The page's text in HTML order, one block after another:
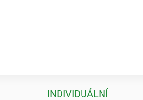
INDIVIDUÁLNÍ